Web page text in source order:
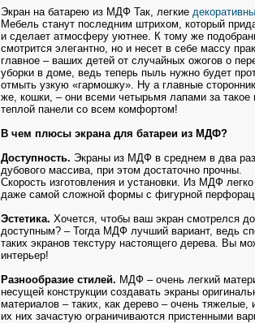
Экран на батарею из МДФ Так, легкие
Мебель станут последним штрихом, который
и сделает атмосферу уютнее. К тому же
смотрится элегантно, но и несет в себе массу
главное – ваших детей от случайных ожогов о
уборки в доме, ведь теперь пыль нужно будет
отмыть узкую «гармошку». Ну а главные
же, кошки, – они всеми четырьмя лапами за такое
теплой панели со всем комфортом!
В чем плюсы экрана для батареи из МДФ?
Доступность. Экраны из МДФ в среднем в два
дубового массива, при этом достаточно прочны.
Скорость изготовления и установки. Из МДФ
даже самой сложной формы с фигурной
Эстетика. Хочется, чтобы ваш экран смотрелся
доступным? – Тогда МДФ лучший вариант, ведь
таких экранов текстуру настоящего дерева. Вы
интерьер!
Разнообразие стилей. МДФ – очень легкий
несущей конструкции создавать экраны
материалов – таких, как дерево – очень
их них зачастую ограничиваются пристенными